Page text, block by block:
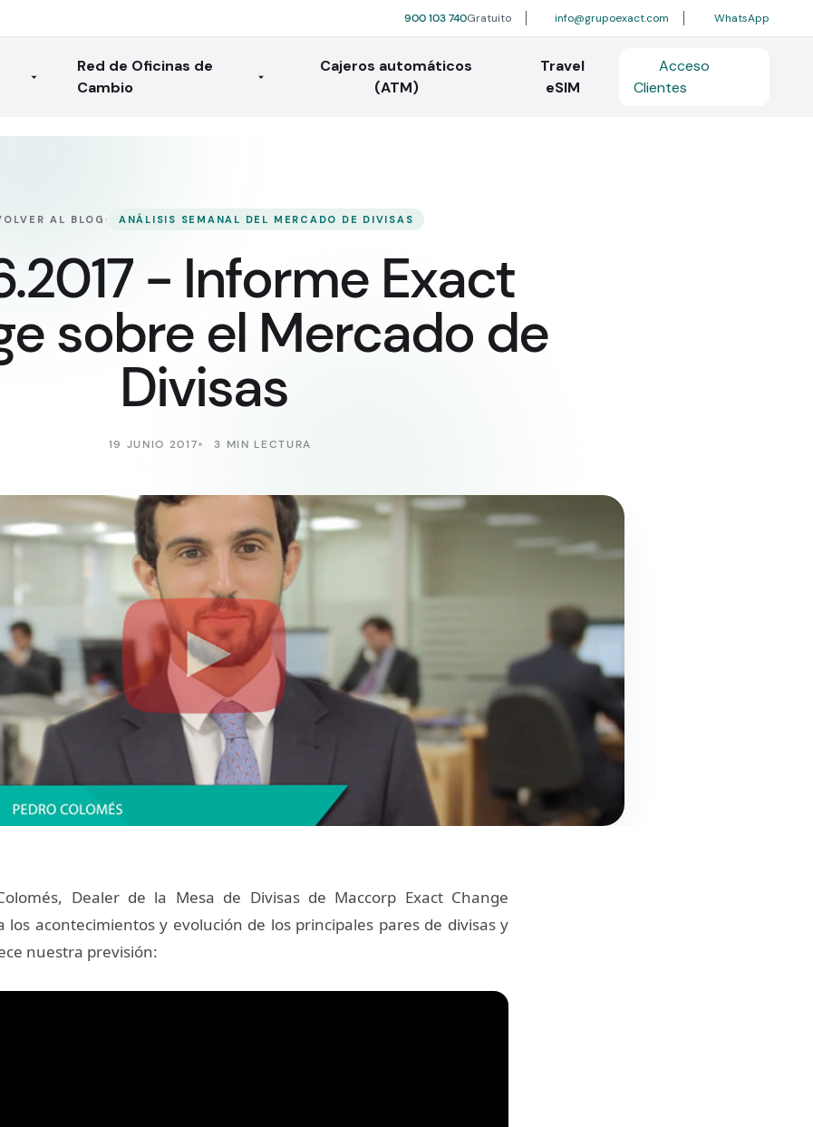
900 103 740Gratuito info@grupoexact.com WhatsApp
Red de Oficinas de
Cambio
Cajeros automáticos
(ATM)
Travel
eSIM
Acceso
Clientes
AL BLOG · ANÁLISIS SEMANAL DEL MERCADO DE DIVISAS
- Informe Exact
sobre el Mercado de
Divisas
19 JUNIO 2017 3 MIN LECTURA
Dealer de la Mesa de Divisas de Maccorp Exact Change
los acontecimientos y evolución de los principales pares de divisas y
nuestra previsión: